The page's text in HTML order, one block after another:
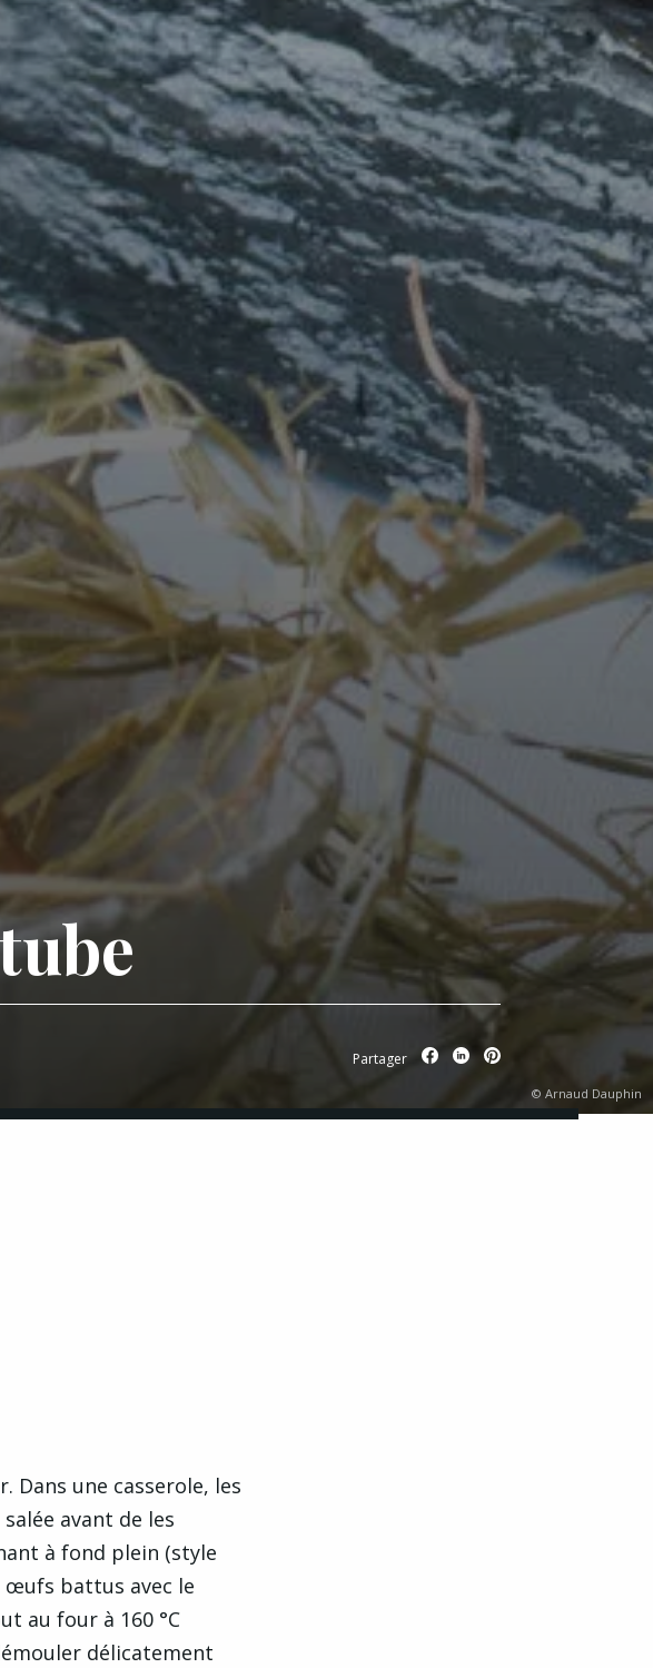
© Arnaud Dauphin
Partager
Dans une casserole, les
avant de les
à fond plein (style
œufs battus avec le
au four à 160 °C
délicatement